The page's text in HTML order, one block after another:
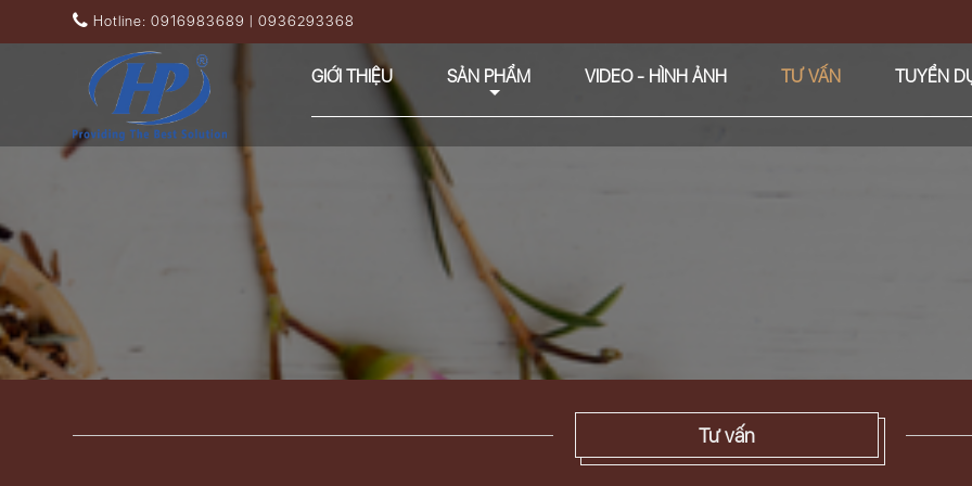
Nhảy đến nội dung
Hotline: 0916983689 | 0936293368
GIỚI THIỆU SẢN PHẨM VIDEO - HÌNH ẢNH TƯ VẤN TUYỂN
Tư vấn